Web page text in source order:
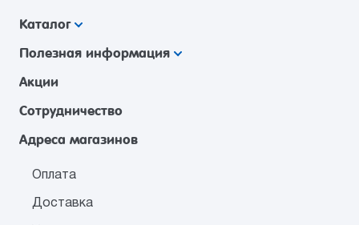
Каталог
Акции
Сотрудничество
Адреса магазинов
Полезная информация
Оплата
Доставка